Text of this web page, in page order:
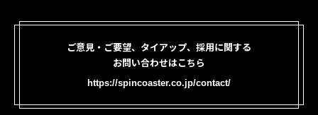
ご意見・ご要望、タイアップ、採用に関する
お問い合わせはこちら
https://spincoaster.co.jp/contact/